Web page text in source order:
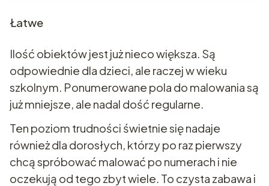
Łatwe
Ilość obiektów jest już nieco większa. Są
odpowiednie dla dzieci, ale raczej w wieku
szkolnym. Ponumerowane pola do malowania są
już mniejsze, ale nadal dość regularne.
Ten poziom trudności świetnie się nadaje
również dla dorosłych, którzy po raz pierwszy
chcą spróbować malować po numerach i nie
oczekują od tego zbyt wiele. To czysta zabawa i